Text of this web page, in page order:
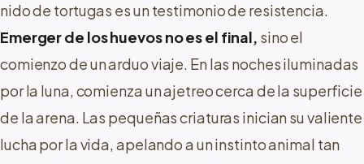
nido de tortugas es un testimonio de resistencia.
Emerger de los huevos no es el final, sino el
comienzo de un arduo viaje. En las noches iluminadas
por la luna, comienza un ajetreo cerca de la superficie
de la arena. Las pequeñas criaturas inician su valiente
lucha por la vida, apelando a un instinto animal tan